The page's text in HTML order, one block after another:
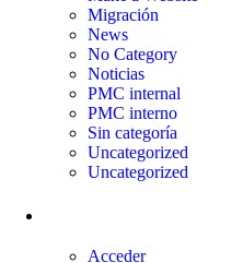
Migración
News
No Category
Noticias
PMC internal
PMC interno
Sin categoría
Uncategorized
Uncategorized
Acceder